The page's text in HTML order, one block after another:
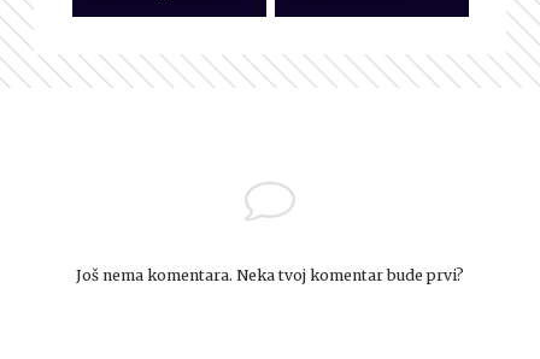
Još nema komentara. Neka tvoj komentar bude prvi?